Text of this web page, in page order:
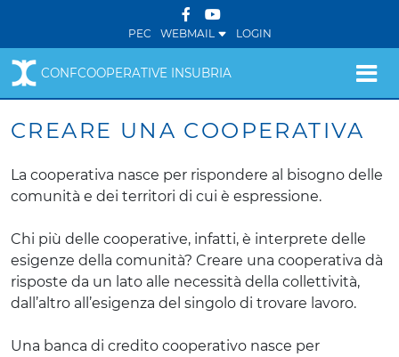
PEC WEBMAIL LOGIN
CONFCOOPERATIVE INSUBRIA
CREARE UNA COOPERATIVA
La cooperativa nasce per rispondere al bisogno delle
comunità e dei territori di cui è espressione.
Chi più delle cooperative, infatti, è interprete delle
esigenze della comunità? Creare una cooperativa dà
risposte da un lato alle necessità della collettività,
dall’altro all’esigenza del singolo di trovare lavoro.
Una banca di credito cooperativo nasce per